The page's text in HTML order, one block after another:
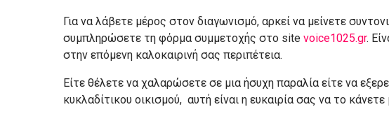
Για να λάβετε μέρος στον διαγωνισμό, αρκεί να μείνετε
συμπληρώσετε τη φόρμα συμμετοχής στο site voice1025.gr.
στην επόμενη καλοκαιρινή σας περιπέτεια.
Είτε θέλετε να χαλαρώσετε σε μια ήσυχη παραλία είτε να
κυκλαδίτικου οικισμού, αυτή είναι η ευκαιρία σας να το